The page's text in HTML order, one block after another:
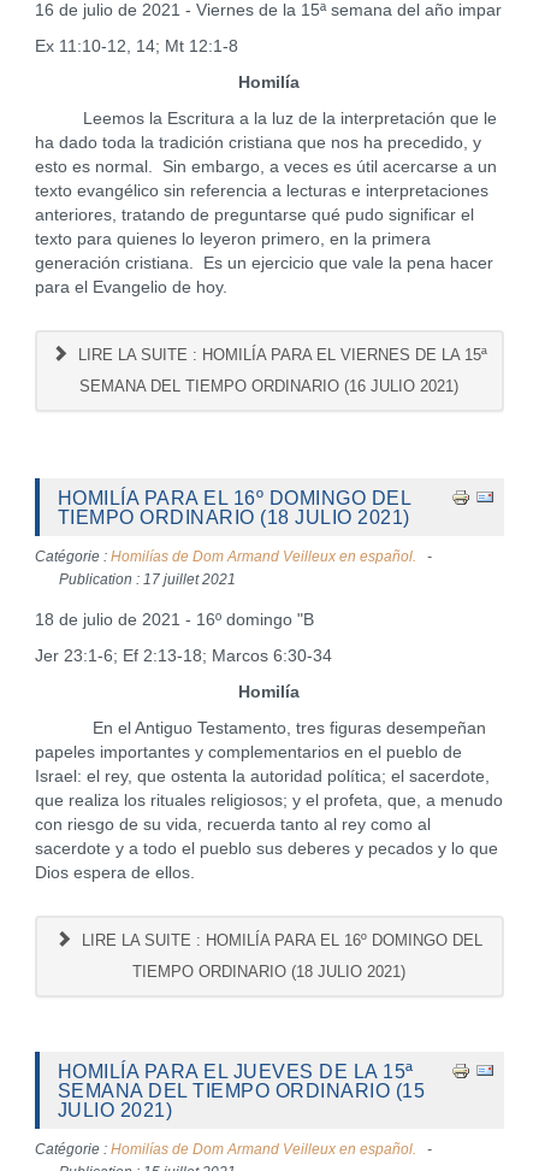
16 de julio de 2021 - Viernes de la 15ª semana del año impar
Ex 11:10-12, 14; Mt 12:1-8
Homilía
Leemos la Escritura a la luz de la interpretación que le
ha dado toda la tradición cristiana que nos ha precedido, y
esto es normal. Sin embargo, a veces es útil acercarse a un
texto evangélico sin referencia a lecturas e interpretaciones
anteriores, tratando de preguntarse qué pudo significar el
texto para quienes lo leyeron primero, en la primera
generación cristiana. Es un ejercicio que vale la pena hacer
para el Evangelio de hoy.
LIRE LA SUITE : HOMILÍA PARA EL VIERNES DE LA 15ª
SEMANA DEL TIEMPO ORDINARIO (16 JULIO 2021)
HOMILÍA PARA EL 16º DOMINGO DEL
TIEMPO ORDINARIO (18 JULIO 2021)
Catégorie : Homilías de Dom Armand Veilleux en español.
Publication : 17 juillet 2021
18 de julio de 2021 - 16º domingo "B
Jer 23:1-6; Ef 2:13-18; Marcos 6:30-34
Homilía
En el Antiguo Testamento, tres figuras desempeñan
papeles importantes y complementarios en el pueblo de
Israel: el rey, que ostenta la autoridad política; el sacerdote,
que realiza los rituales religiosos; y el profeta, que, a menudo
con riesgo de su vida, recuerda tanto al rey como al
sacerdote y a todo el pueblo sus deberes y pecados y lo que
Dios espera de ellos.
LIRE LA SUITE : HOMILÍA PARA EL 16º DOMINGO DEL
TIEMPO ORDINARIO (18 JULIO 2021)
HOMILÍA PARA EL JUEVES DE LA 15ª
SEMANA DEL TIEMPO ORDINARIO (15
JULIO 2021)
Catégorie : Homilías de Dom Armand Veilleux en español.